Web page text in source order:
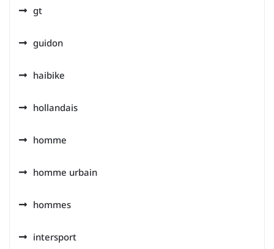
gt
guidon
haibike
hollandais
homme
homme urbain
hommes
intersport